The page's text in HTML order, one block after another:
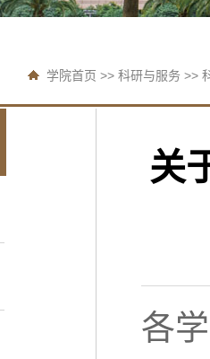
学院首页 >> 科研与服务 >>
关
各